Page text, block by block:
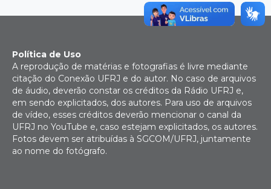
Política de Uso
A reprodução de matérias e fotografias é livre mediante
citação do Conexão UFRJ e do autor. No caso de arquivos
de áudio, deverão constar os créditos da Rádio UFRJ e,
em sendo explicitados, dos autores. Para uso de arquivos
de vídeo, esses créditos deverão mencionar o canal da
UFRJ no YouTube e, caso estejam explicitados, os autores.
Fotos devem ser atribuídas à SGCOM/UFRJ, juntamente
ao nome do fotógrafo.